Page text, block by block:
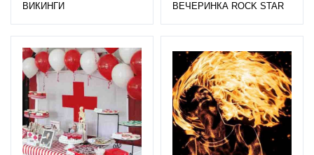
ВИКИНГИ ВЕЧЕРИНКА ROCK STAR